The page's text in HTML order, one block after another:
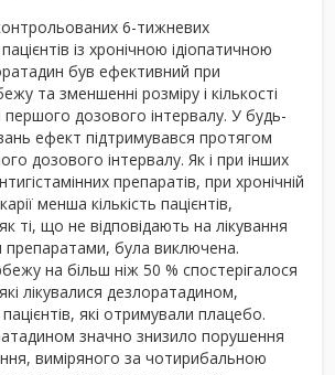
6-тижневих
із хронічною ідіопатичною
був ефективний при
та зменшенні розміру і кількості
першого дозового інтервалу. У будь-
ефект підтримувався протягом
дозового інтервалу. Як і при інших
препаратів, при хронічній
менша кількість пацієнтів,
ті, що не відповідають на лікування
препаратами, була виключена.
на більш ніж 50 % спостерігалося
лікувалися дезлоратадином,
які отримували плацебо.
значно знизило порушення
виміряного за чотирибальною